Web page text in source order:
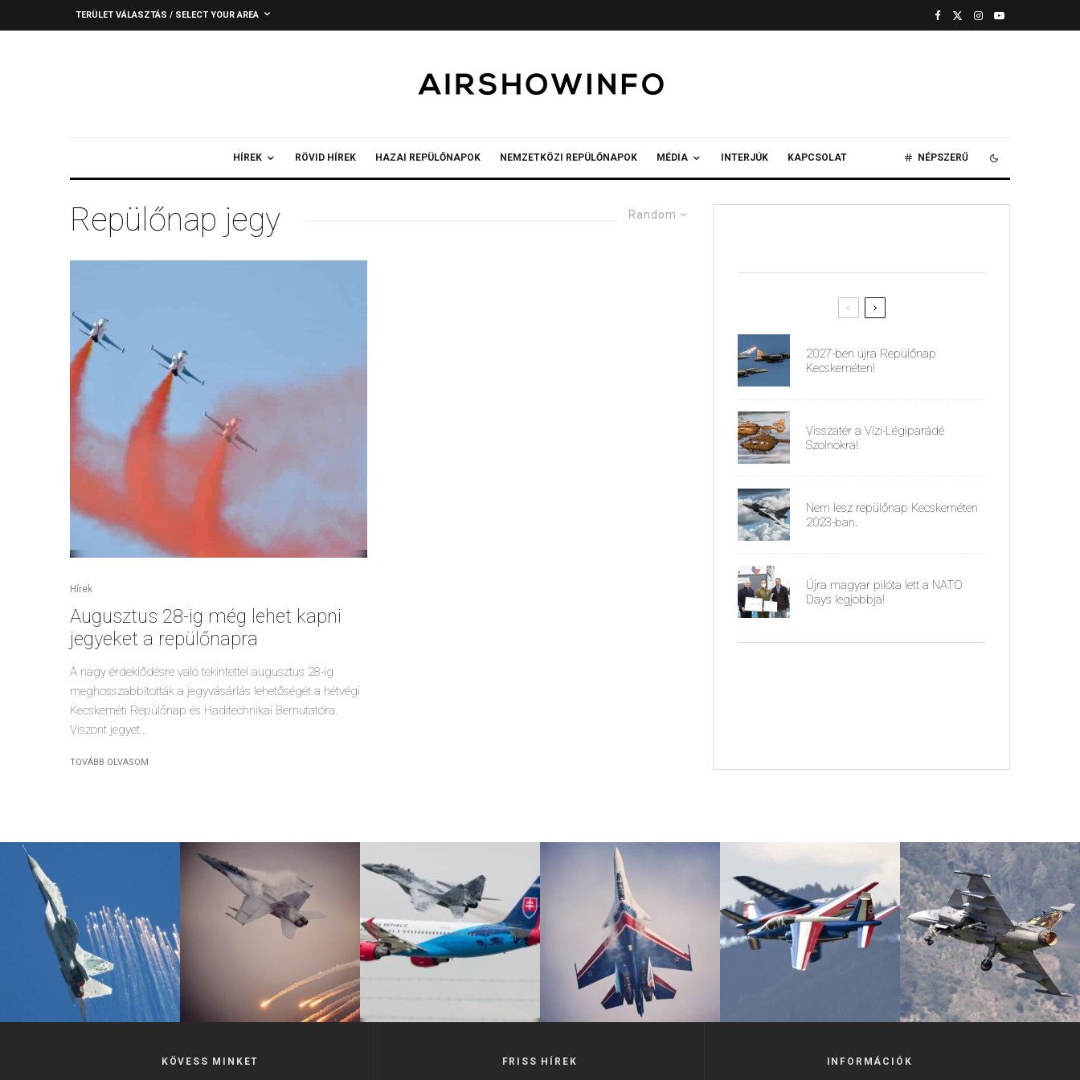
TERÜLET VÁLASZTÁS / SELECT YOUR AREA
HÍREK RÖVID HÍREK HAZAI REPÜLŐNAPOK NEMZETKÖZI REPÜLŐNAPOK MÉDIA INTERJÚK KAPCSOLAT NÉPSZERŰ
Random
Repülőnap jegy
Hírek
Augusztus 28-ig még lehet kapni
jegyeket a repülőnapra
A nagy érdeklődésre való tekintettel augusztus 28-ig
meghosszabbították a jegyvásárlás lehetőségét a hétvégi
Kecskeméti Repülőnap és Haditechnikai Bemutatóra.
Viszont jegyet...
TOVÁBB OLVASOM
2027-ben újra Repülőnap
Kecskeméten!
Visszatér a Vízi-Légiparádé
Szolnokra!
Nem lesz repülőnap Kecskeméten
2023-ban.
Újra magyar pilóta lett a NATO
Days legjobbja!
KÖVESS MINKET FRISS HÍREK INFORMÁCIÓK